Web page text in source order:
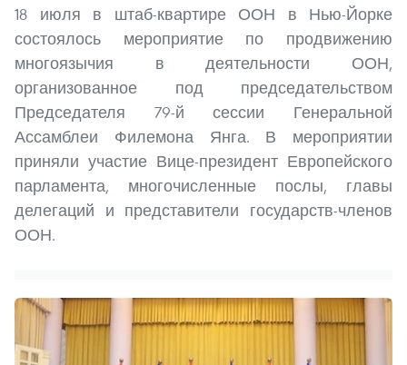
18 июля в штаб-квартире ООН в Нью-Йорке
состоялось мероприятие по продвижению
многоязычия в деятельности ООН,
организованное под председательством
Председателя 79-й сессии Генеральной
Ассамблеи Филемона Янга. В мероприятии
приняли участие Вице-президент Европейского
парламента, многочисленные послы, главы
делегаций и представители государств-членов
ООН.